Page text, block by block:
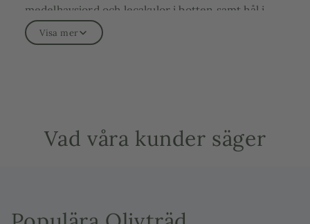
medelhavsjord och lecakulor i botten samt hål i
botten för att olivträdet ska trivas bra.
Stamomkretsen på olivträdet är 25-35 cm, den totala
Höjd: ca 190 cm inkl. kruka
Visa mer
Vad våra kunder säger